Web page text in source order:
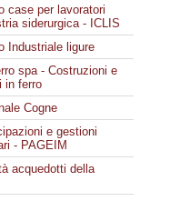
case per lavoratori
siderurgica - ICLIS
Industriale ligure
spa - Costruzioni e
in ferro
Cogne
e gestioni
- PAGEIM
acquedotti della